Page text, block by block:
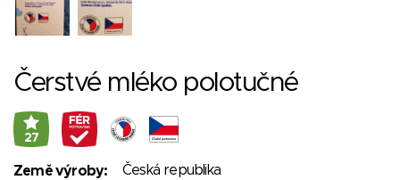
Čerstvé mléko polotučné
27
Země výroby:
Česká republika